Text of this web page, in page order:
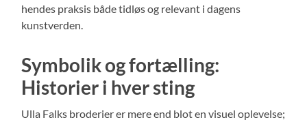
hendes praksis både tidløs og relevant i dagens
kunstverden.
Symbolik og fortælling:
Historier i hver sting
Ulla Falks broderier er mere end blot en visuel oplevelse;